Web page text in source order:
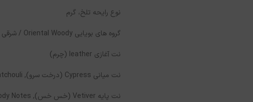
نوع رایحه تلخ، گرم
گروه های بویایی Oriental Woody / شرقی چوبی
نت آغازی leather (چرم)
نت میانی Cypress (درخت سرو), Patchouli (نعناع هندی)
نت پایه Vetiver (خس خس), Woody Notes (نت های چوبی)